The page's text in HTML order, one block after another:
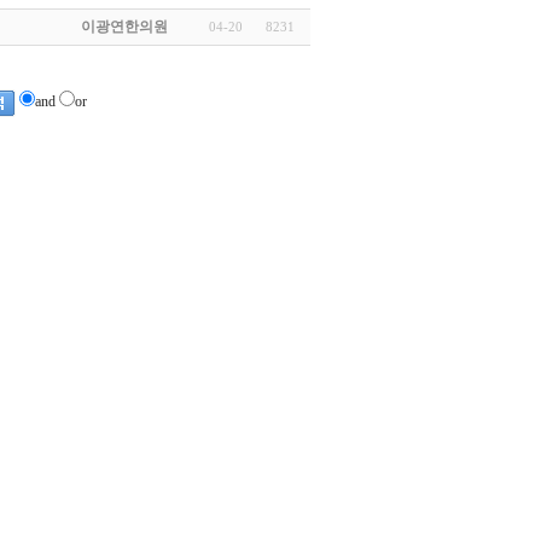
이광연한의원 04-20 8231
and or